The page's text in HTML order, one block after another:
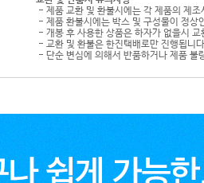
- 제품 교환 및 환불시에는 각 제품의 제
- 제품 환불시에는 박스 및 구성물이 정상
- 개봉 후 사용한 상품은 하자가 없을시
- 교환 및 환불은 한진택배로만 진행됩니
- 단순 변심에 의해서 반품하거나 제품